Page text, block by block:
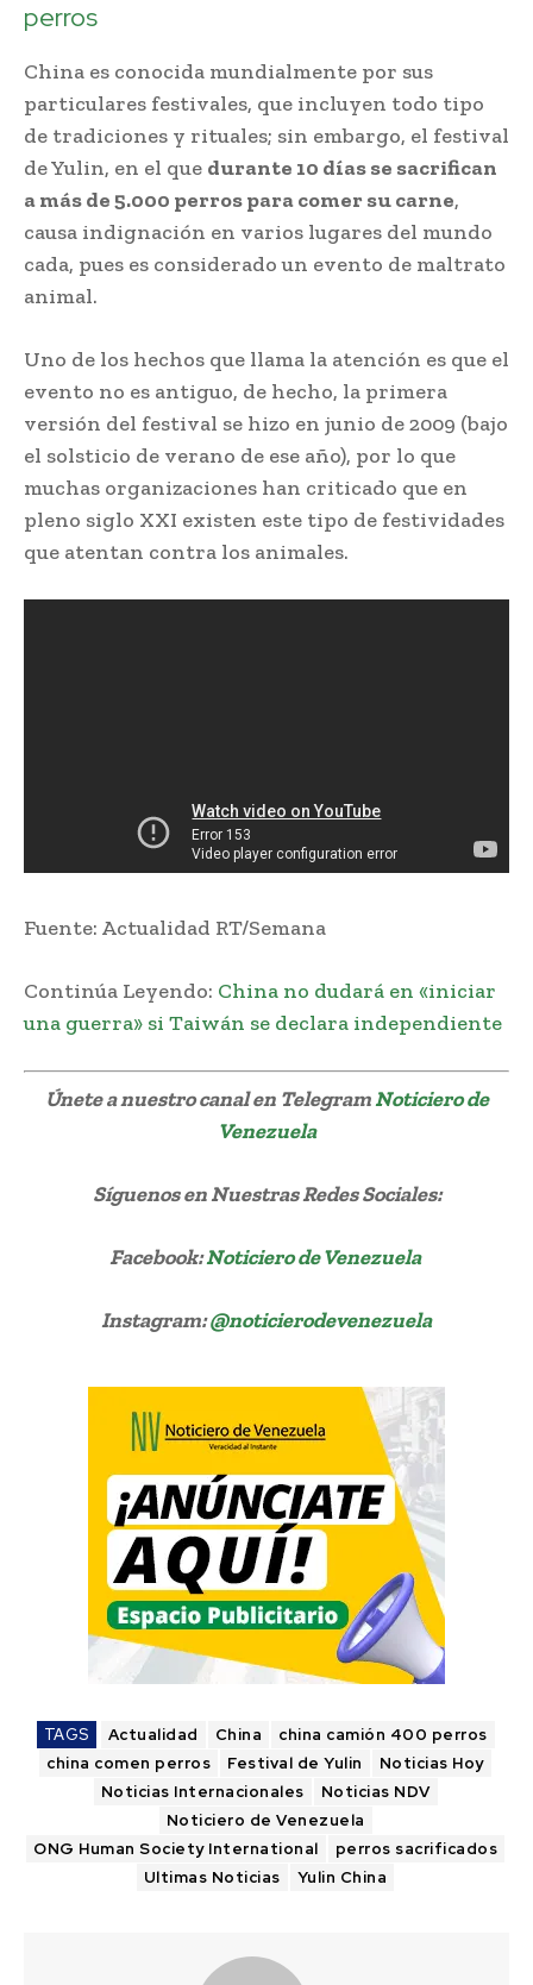
perros
China es conocida mundialmente por sus
particulares festivales, que incluyen todo tipo
de tradiciones y rituales; sin embargo, el festival
de Yulin, en el que durante 10 días se sacrifican
a más de 5.000 perros para comer su carne,
causa indignación en varios lugares del mundo
cada, pues es considerado un evento de maltrato
animal.
Uno de los hechos que llama la atención es que el
evento no es antiguo, de hecho, la primera
versión del festival se hizo en junio de 2009 (bajo
el solsticio de verano de ese año), por lo que
muchas organizaciones han criticado que en
pleno siglo XXI existen este tipo de festividades
que atentan contra los animales.
Fuente: Actualidad RT/Semana
Continúa Leyendo: China no dudará en «iniciar
una guerra» si Taiwán se declara independiente
Únete a nuestro canal en TelegramNoticiero de
Venezuela
Síguenosen Nuestras Redes Sociales:
Facebook:Noticiero de Venezuela
Instagram:@noticierodevenezuela
TAGS Actualidad China
china camión 400 perros
china comen perros
Festival de Yulin
Noticias Hoy
Noticias Internacionales
Noticias NDV
Noticiero de Venezuela
ONG Human Society International
perros sacrificados
Ultimas Noticias
Yulin China